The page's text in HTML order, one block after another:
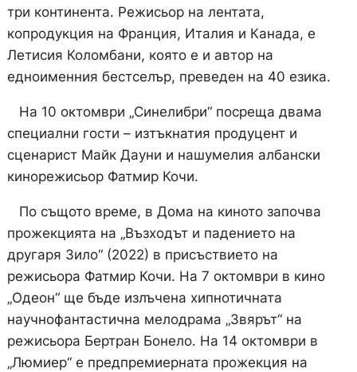
три континента. Режисьор на лентата,
копродукция на Франция, Италия и Канада, е
Летисия Коломбани, която е и автор на
едноименния бестселър, преведен на 40 езика.
На 10 октомври „Синелибри“ посреща двама
специални гости – изтъкнатия продуцент и
сценарист Майк Дауни и нашумелия албански
кинорежисьор Фатмир Кочи.
По същото време, в Дома на киното започва
прожекцията на „Възходът и падението на
другаря Зило“ (2022) в присъствието на
режисьора Фатмир Кочи. На 7 октомври в кино
„Одеон“ ще бъде излъчена хипнотичната
научнофантастична мелодрама „Звярът“ на
режисьора Бертран Бонело. На 14 октомври в
„Люмиер“ е предпремиерната прожекция на